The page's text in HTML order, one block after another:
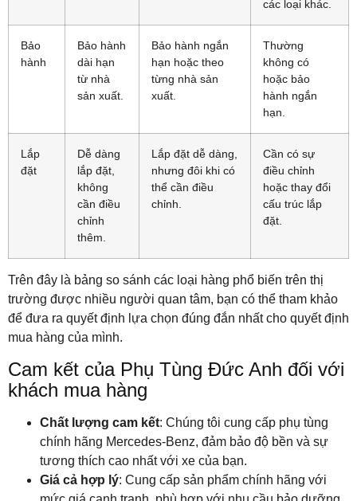
các loại khác.
Bảo
hành
Bảo hành
dài hạn
từ nhà
sản xuất.
Bảo hành ngắn
hạn hoặc theo
từng nhà sản
xuất.
Thường
không có
hoặc bảo
hành ngắn
hạn.
Lắp
đặt
Dễ dàng
lắp đặt,
không
cần điều
chỉnh
thêm.
Lắp đặt dễ dàng,
nhưng đôi khi có
thể cần điều
chỉnh.
Cần có sự
điều chỉnh
hoặc thay đổi
cấu trúc lắp
đặt.
Trên đây là bảng so sánh các loại hàng phổ biến trên thị
trường được nhiều người quan tâm, bạn có thể tham khảo
để đưa ra quyết định lựa chọn đúng đắn nhất cho quyết định
mua hàng của mình.
Cam kết của Phụ Tùng Đức Anh đối với
khách mua hàng
Chất lượng cam kết: Chúng tôi cung cấp phụ tùng
chính hãng Mercedes-Benz, đảm bảo độ bền và sự
tương thích cao nhất với xe của bạn.
Giá cả hợp lý: Cung cấp sản phẩm chính hãng với